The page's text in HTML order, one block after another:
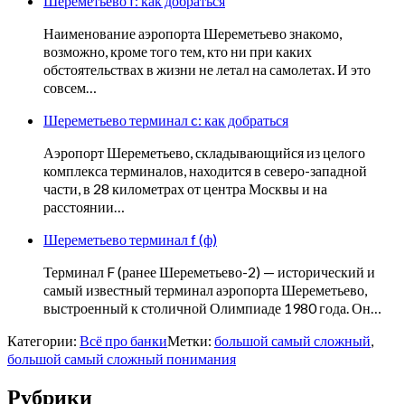
Наименование аэропорта Шереметьево знакомо,
возможно, кроме того тем, кто ни при каких
обстоятельствах в жизни не летал на самолетах. И это
совсем…
Шереметьево терминал c: как добраться
Аэропорт Шереметьево, складывающийся из целого
комплекса терминалов, находится в северо-западной
части, в 28 километрах от центра Москвы и на
расстоянии…
Шереметьево терминал f (ф)
Терминал F (ранее Шереметьево-2) — исторический и
самый известный терминал аэропорта Шереметьево,
выстроенный к столичной Олимпиаде 1980 года. Он…
Категории: Всё про банкиМетки: большой самый сложный,
большой самый сложный понимания
Рубрики